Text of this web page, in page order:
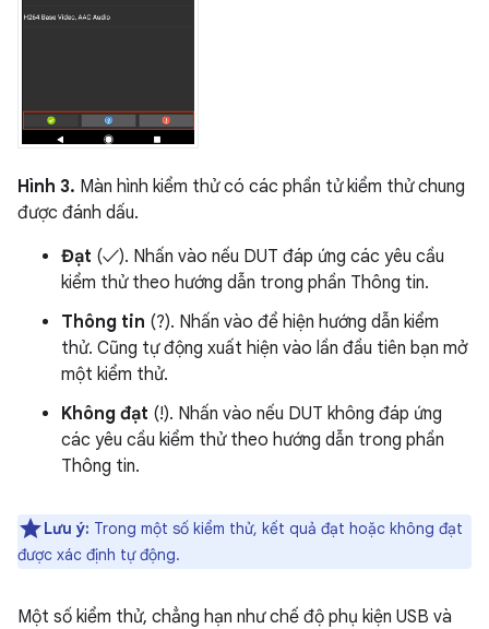
Hình 3. Màn hình kiểm thử có các phần tử kiểm thử chung
được đánh dấu.
Đạt (✓). Nhấn vào nếu DUT đáp ứng các yêu cầu
kiểm thử theo hướng dẫn trong phần Thông tin.
Thông tin (?). Nhấn vào để hiện hướng dẫn kiểm
thử. Cũng tự động xuất hiện vào lần đầu tiên bạn mở
một kiểm thử.
Không đạt (!). Nhấn vào nếu DUT không đáp ứng
các yêu cầu kiểm thử theo hướng dẫn trong phần
Thông tin.
Lưu ý: Trong một số kiểm thử, kết quả đạt hoặc không đạt
được xác định tự động.
Một số kiểm thử, chẳng hạn như chế độ phụ kiện USB và